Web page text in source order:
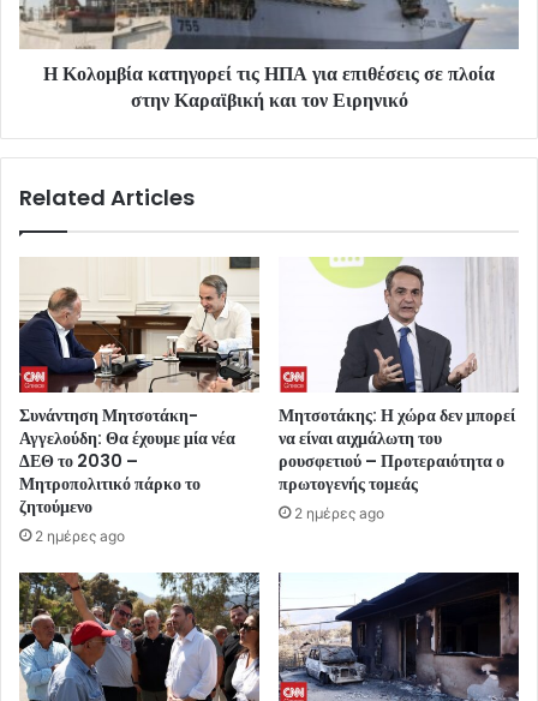
Η Κολομβία κατηγορεί τις ΗΠΑ για επιθέσεις σε πλοία
στην Καραϊβική και τον Ειρηνικό
Related Articles
Συνάντηση Μητσοτάκη-
Αγγελούδη: Θα έχουμε μία νέα
ΔΕΘ το 2030 –
Μητροπολιτικό πάρκο το
ζητούμενο
2 ημέρες ago
Μητσοτάκης: Η χώρα δεν μπορεί
να είναι αιχμάλωτη του
ρουσφετιού – Προτεραιότητα ο
πρωτογενής τομεάς
2 ημέρες ago